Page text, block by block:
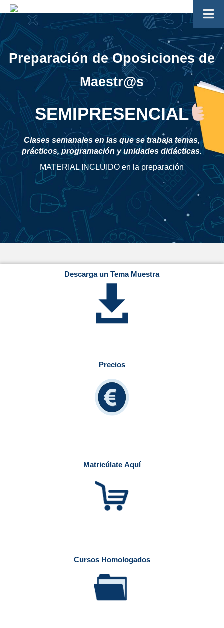
Preparación de Oposiciones de
Maestr@s
SEMIPRESENCIAL
Clases semanales en las que se trabaja temas,
prácticos, programación y unidades didácticas.
MATERIAL INCLUIDO en la preparación
Descarga un Tema Muestra
Precios
Matricúlate Aquí
Cursos Homologados